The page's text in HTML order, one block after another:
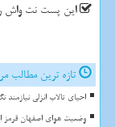
این پست نت واش
تازه ترین مطالب
احیای تالاب انزلی نیازمند
وضعیت هوای اصفهان قرمز